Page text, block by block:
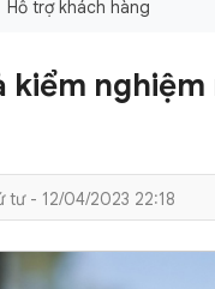
Hỗ trợ khách hàng
kiểm
tư - 12/04/2023 22:18